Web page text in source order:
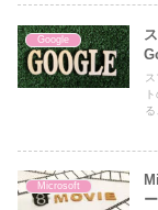
Google
ン
Microsoft